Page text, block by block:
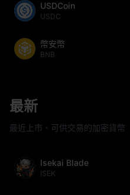
USDCoin
USDC
幣安幣
BNB
最新
最近上市、可供交易的加密貨幣
Isekai Blade
ISEK